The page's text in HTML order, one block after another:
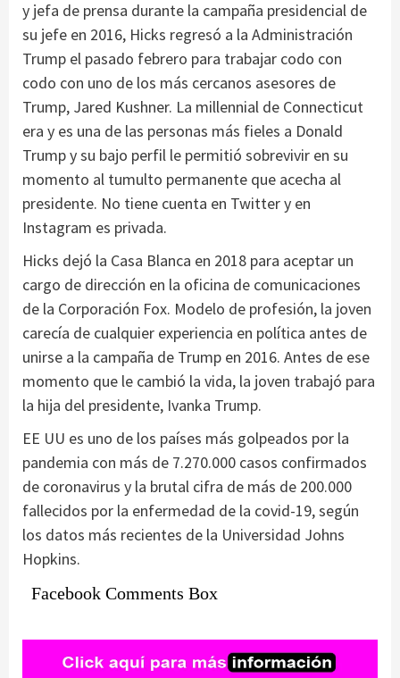
y jefa de prensa durante la campaña presidencial de
su jefe en 2016, Hicks regresó a la Administración
Trump el pasado febrero para trabajar codo con
codo con uno de los más cercanos asesores de
Trump, Jared Kushner. La millennial de Connecticut
era y es una de las personas más fieles a Donald
Trump y su bajo perfil le permitió sobrevivir en su
momento al tumulto permanente que acecha al
presidente. No tiene cuenta en Twitter y en
Instagram es privada.
Hicks dejó la Casa Blanca en 2018 para aceptar un
cargo de dirección en la oficina de comunicaciones
de la Corporación Fox. Modelo de profesión, la joven
carecía de cualquier experiencia en política antes de
unirse a la campaña de Trump en 2016. Antes de ese
momento que le cambió la vida, la joven trabajó para
la hija del presidente, Ivanka Trump.
EE UU es uno de los países más golpeados por la
pandemia con más de 7.270.000 casos confirmados
de coronavirus y la brutal cifra de más de 200.000
fallecidos por la enfermedad de la covid-19, según
los datos más recientes de la Universidad Johns
Hopkins.
Facebook Comments Box